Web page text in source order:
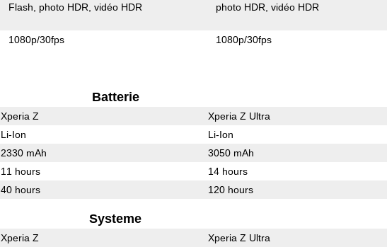
Flash photo HDR vidéo HDR photo HDR vidéo HDR
1080p/30fps 1080p/30fps
Batterie
Xperia Z Xperia Z Ultra
Li-Ion Li-Ion
2330 mAh 3050 mAh
11 hours 14 hours
40 hours 120 hours
Systeme
Xperia Z Xperia Z Ultra